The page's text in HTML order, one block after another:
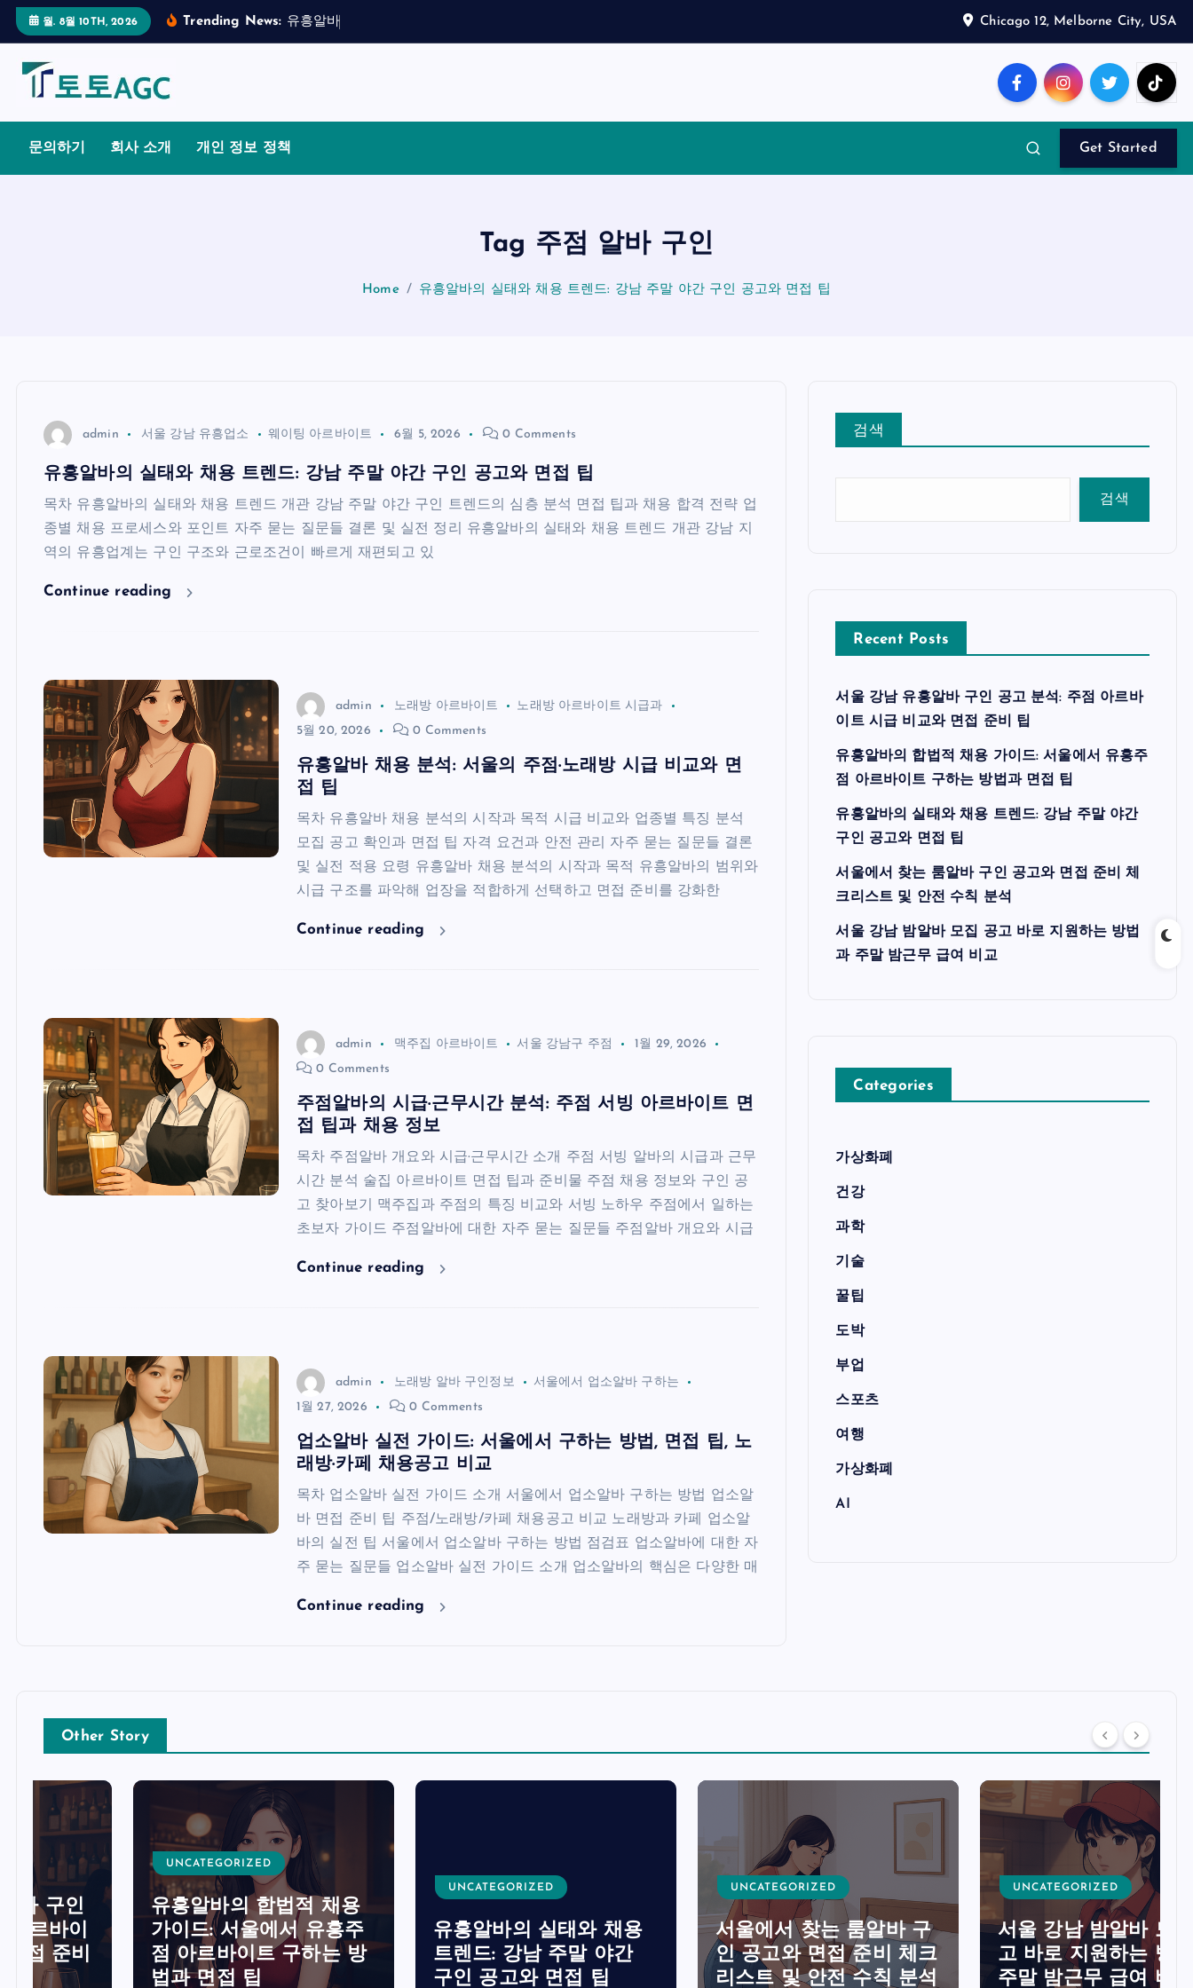
o
월. 8월 10TH, 2026 Trending News: 유흥알바 Chicago 12, Melborne City, USA
문의하기 회사 소개 개인 정보 정책 Get Started
Tag 주점 알바 구인
Home 유흥알바의 실태와 채용 트렌드: 강남 주말 야간 구인 공고와 면접 팁
admin 서울 강남 유흥업소 웨이팅 아르바이트 6월 5, 2026 0 Comments
유흥알바의 실태와 채용 트렌드: 강남 주말 야간 구인 공고와 면접 팁
목차 유흥알바의 실태와 채용 트렌드 개관 강남 주말 야간 구인 트렌드의 심층 분석 면접 팁과 채용 합격 전략 업
종별 채용 프로세스와 포인트 자주 묻는 질문들 결론 및 실전 정리 유흥알바의 실태와 채용 트렌드 개관 강남 지
역의 유흥업계는 구인 구조와 근로조건이 빠르게 재편되고 있
Continue reading
admin 노래방 아르바이트
노래방 아르바이트 시급과
5월 20, 2026
0 Comments
유흥알바 채용 분석: 서울의 주점·노래방 시급 비교와 면
접 팁
목차 유흥알바 채용 분석의 시작과 목적 시급 비교와 업종별 특징 분석
모집 공고 확인과 면접 팁 자격 요건과 안전 관리 자주 묻는 질문들 결론
및 실전 적용 요령 유흥알바 채용 분석의 시작과 목적 유흥알바의 범위와
시급 구조를 파악해 업장을 적합하게 선택하고 면접 준비를 강화한
Continue reading
admin 맥주집 아르바이트 서울 강남구 주점
1월 29, 2026
0 Comments
주점알바의 시급·근무시간 분석: 주점 서빙 아르바이트 면
접 팁과 채용 정보
목차 주점알바 개요와 시급·근무시간 소개 주점 서빙 알바의 시급과 근무
시간 분석 술집 아르바이트 면접 팁과 준비물 주점 채용 정보와 구인 공
고 찾아보기 맥주집과 주점의 특징 비교와 서빙 노하우 주점에서 일하는
초보자 가이드 주점알바에 대한 자주 묻는 질문들 주점알바 개요와 시급
Continue reading
admin 노래방 알바 구인정보
서울에서 업소알바 구하는
1월 27, 2026
0 Comments
업소알바 실전 가이드: 서울에서 구하는 방법, 면접 팁, 노
래방·카페 채용공고 비교
목차 업소알바 실전 가이드 소개 서울에서 업소알바 구하는 방법 업소알
바 면접 준비 팁 주점/노래방/카페 채용공고 비교 노래방과 카페 업소알
바의 실전 팁 서울에서 업소알바 구하는 방법 점검표 업소알바에 대한 자
주 묻는 질문들 업소알바 실전 가이드 소개 업소알바의 핵심은 다양한 매
Continue reading
검색
검색
Recent Posts
서울 강남 유흥알바 구인 공고 분석: 주점 아르바
이트 시급 비교와 면접 준비 팁
유흥알바의 합법적 채용 가이드: 서울에서 유흥주
점 아르바이트 구하는 방법과 면접 팁
유흥알바의 실태와 채용 트렌드: 강남 주말 야간
구인 공고와 면접 팁
서울에서 찾는 룸알바 구인 공고와 면접 준비 체
크리스트 및 안전 수칙 분석
서울 강남 밤알바 모집 공고 바로 지원하는 방법
과 주말 밤근무 급여 비교
Categories
가상화폐
건강
과학
기술
꿀팁
도박
부업
스포츠
여행
가상화폐
AI
Other Story
UNCATEGORIZED
유흥알바의 합법적 채용
가이드: 서울에서 유흥주
점 아르바이트 구하는 방
법과 면접 팁
UNCATEGORIZED
유흥알바의 실태와 채용
트렌드: 강남 주말 야간
구인 공고와 면접 팁
UNCATEGORIZED
서울에서 찾는 룸알바 구
인 공고와 면접 준비 체크
리스트 및 안전 수칙 분석
UNCATEGORIZED
서울 강남 밤알바 모집 공
고 바로 지원하는 방법과
주말 밤근무 급여 비교